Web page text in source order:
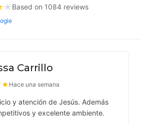
★ Based on 1084 reviews
Carrillo
★ Hace una semana
y atención de Jesús. Además
y excelente ambiente.